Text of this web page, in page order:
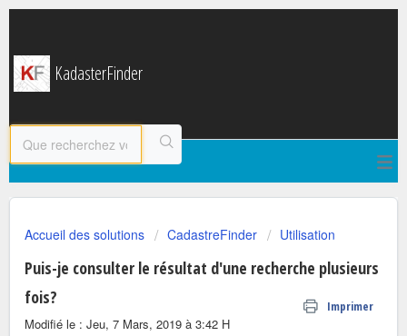
KadasterFinder
Accueil des solutions CadastreFinder Utilisation
Puis-je consulter le résultat d'une recherche plusieurs
fois?
Imprimer
Modifié le : Jeu, 7 Mars, 2019 à 3:42 H